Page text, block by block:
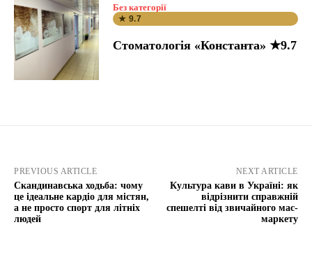
Без категорії
★ 9.7
Стоматологія «Константа» ★9.7
PREVIOUS ARTICLE
Скандинавська ходьба: чому
це ідеальне кардіо для містян,
а не просто спорт для літніх
людей
NEXT ARTICLE
Культура кави в Україні: як
відрізнити справжній
спешелті від звичайного мас-
маркету